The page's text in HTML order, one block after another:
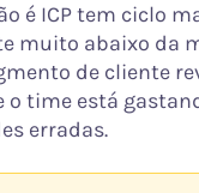
é ICP tem ciclo
muito abaixo da
de cliente
o time está
erradas.